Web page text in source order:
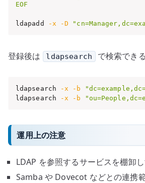
EOF
ldapadd -x -D
登録後は ldapsearch で検索でき
ldapsearch -x -b
ldapsearch
-x -b
運用上の注意
LDAP を参照するサービスを棚卸
Samba や Dovecot などとの連携